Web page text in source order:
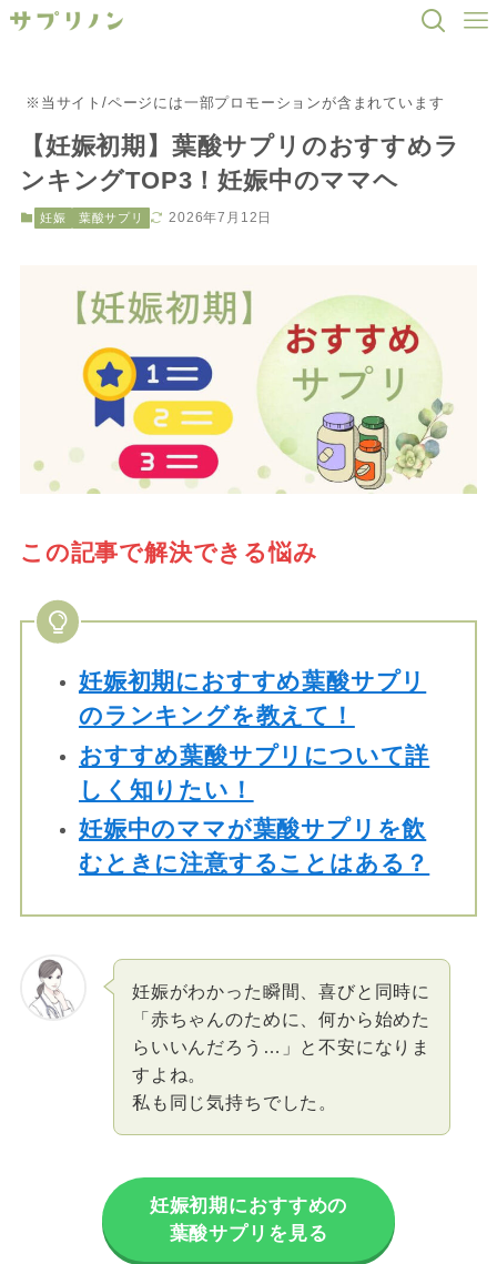
※当サイト/ページには一部プロモーションが含まれています
【妊娠初期】葉酸サプリのおすすめラ
ンキングTOP3！妊娠中のママヘ
妊娠 葉酸サプリ 2026年7月12日
この記事で解決できる悩み
妊娠初期におすすめ葉酸サプリ
のランキングを教えて！
おすすめ葉酸サプリについて詳
しく知りたい！
妊娠中のママが葉酸サプリを飲
むときに注意することはある？
妊娠がわかった瞬間、喜びと同時に
「赤ちゃんのために、何から始めた
らいいんだろう…」と不安になりま
すよね。
私も同じ気持ちでした。
妊娠初期におすすめの
葉酸サプリを見る